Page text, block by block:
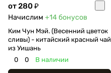
от 280 ₽
Начислим +14бонусов
Ким Чун Мэй. (Весенний цветок
сливы) - китайский красный чай
из Уишань
0
0 В наличии